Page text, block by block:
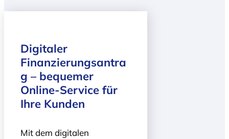
Digitaler
Finanzierungsantra
g – bequemer
Online-Service für
Ihre Kunden
Mit dem digitalen